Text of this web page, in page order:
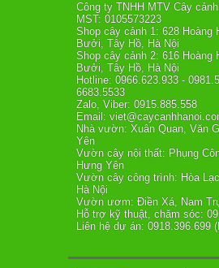
Công ty TNHH MTV Cây
MST: 0105573223
Shop cây cảnh 1: 628 Hoàng
Bưởi, Tây Hồ, Hà Nội
Shop cây cảnh 2: 616 Hoàng
Bưởi, Tây Hồ, Hà Nội
Hotline: 0966.623.933 -
6683.5533
Zalo, Viber: 0915.885.558
Email:
Nhà vườn: Xuân Quan, Văn
Yên
Vườn cây nội thất: Phụng
Hưng Yên
Vườn cây công trình: Hòa
Hà Nội
Vườn ươm: Điền Xá, Nam
Hỗ trợ kỹ thuật, chăm sóc:
Liên hệ dự án: 0918.396.699